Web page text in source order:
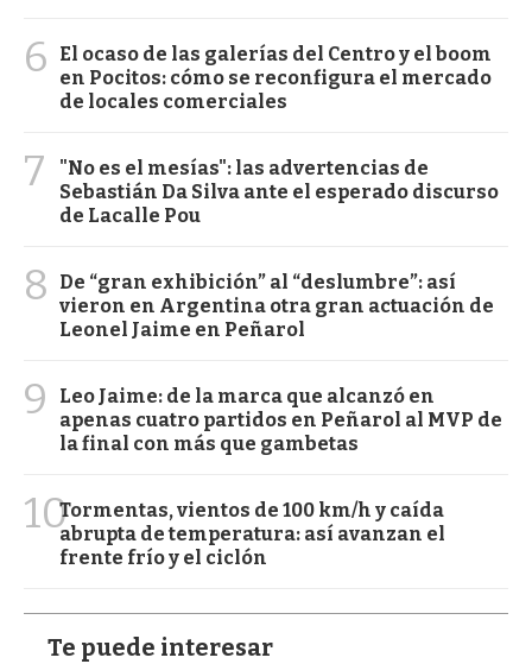
6
El ocaso de las galerías del Centro y el boom
en Pocitos: cómo se reconfigura el mercado
de locales comerciales
7
"No es el mesías": las advertencias de
Sebastián Da Silva ante el esperado discurso
de Lacalle Pou
8
De “gran exhibición” al “deslumbre”: así
vieron en Argentina otra gran actuación de
Leonel Jaime en Peñarol
9
Leo Jaime: de la marca que alcanzó en
apenas cuatro partidos en Peñarol al MVP de
la final con más que gambetas
10Tormentas, vientos de 100 km/h y caída
abrupta de temperatura: así avanzan el
frente frío y el ciclón
Te puede interesar